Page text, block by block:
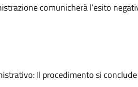
comunicherà l’esito
Il procedimento si